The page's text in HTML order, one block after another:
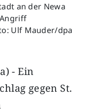
an der Newa
Ulf Mauder/dpa
- Ein
gegen St.